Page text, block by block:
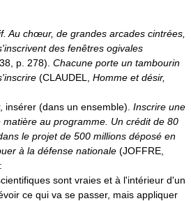
Au chœur, de grandes arcades cintrées,
des fenêtres ogivales
p. 278). Chacune porte un tambourin
(CLAUDEL, Homme et désir,
insérer (dans un ensemble). Inscrire une
au programme. Un crédit de 80
le projet de 500 millions déposé en
à la défense nationale (JOFFRE,
sont vraies et à l'intérieur d'un
ce qui va se passer, mais appliquer